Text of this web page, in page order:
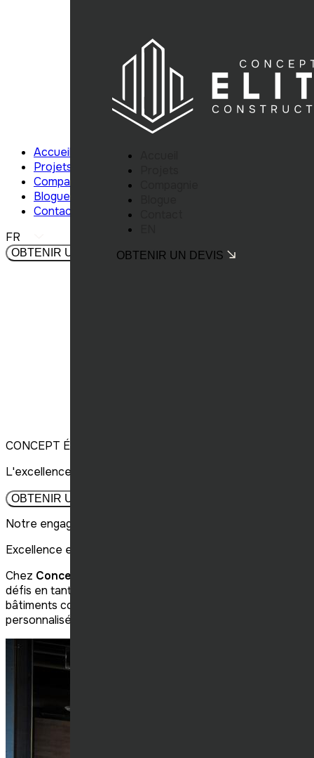
Accueil
Projets
Compagnie
Blogue
Contact
FR
OBTENIR UN DEVISOBTENIR UN DEVIS
CONCEPT ÉLITE CONSTRUCTION
L'excellence en construction, à travers tout le Québec.
OBTENIR UN DEVIS
Notre engagement envers vos projets
Excellence en construction
Chez Concept Élite Construction
défis en tant que propriétaires de franchises et de
bâtiments commerciaux, offrant ainsi des solutions
personnalisées à travers la Province.